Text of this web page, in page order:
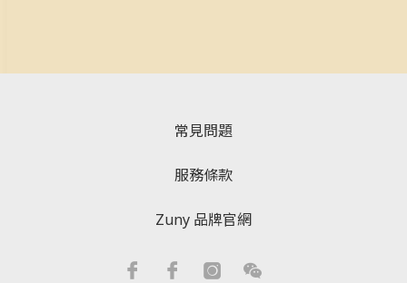
常見問題
服務條款
Zuny 品牌官網